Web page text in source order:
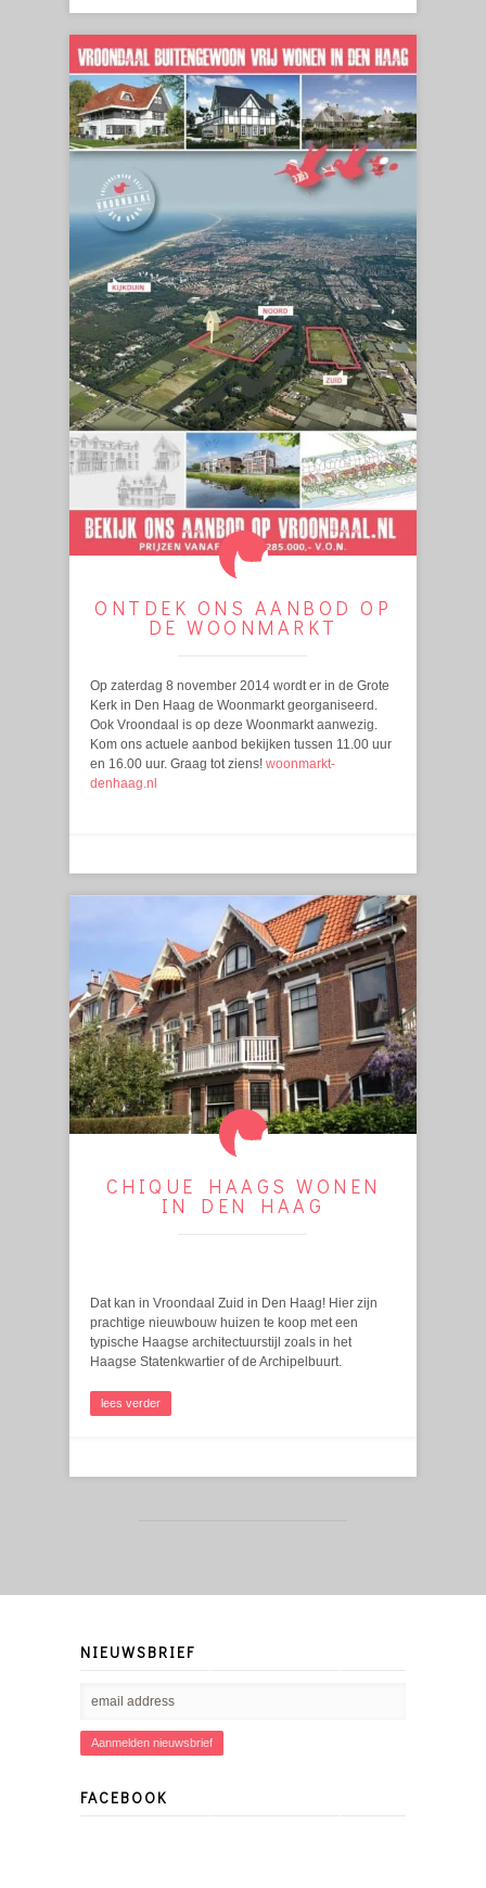
ONTDEK ONS AANBOD OP
DE WOONMARKT
Op zaterdag 8 november 2014 wordt er in de Grote
Kerk in Den Haag de Woonmarkt georganiseerd.
Ook Vroondaal is op deze Woonmarkt aanwezig.
Kom ons actuele aanbod bekijken tussen 11.00 uur
en 16.00 uur. Graag tot ziens! woonmarkt-
denhaag.nl
CHIQUE HAAGS WONEN
IN DEN HAAG
Dat kan in Vroondaal Zuid in Den Haag! Hier zijn
prachtige nieuwbouw huizen te koop met een
typische Haagse architectuurstijl zoals in het
Haagse Statenkwartier of de Archipelbuurt.
lees verder
NIEUWSBRIEF
FACEBOOK